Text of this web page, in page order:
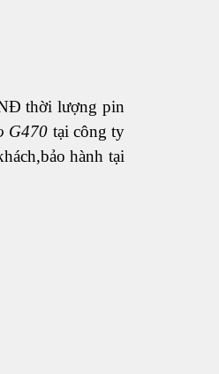
thời lượng pin
G470 tại công ty
hành tại